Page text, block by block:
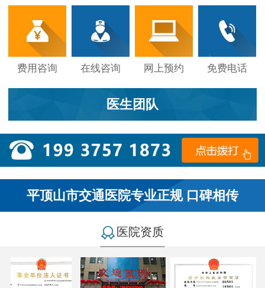
费用咨询 在线咨询 网上预约 免费电话
医生团队
平顶山市交通医院专业正规 口碑相传
医院资质
小李：